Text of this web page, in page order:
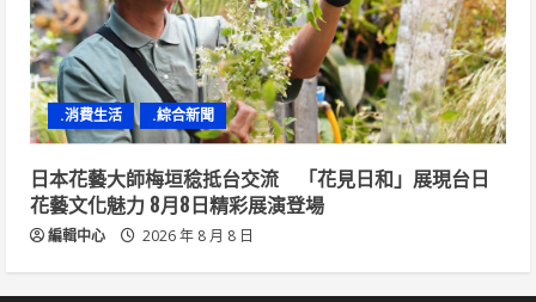
.消費生活 .綜合新聞
日本花藝大師梅垣稔抵台交流 「花見日和」展現台日
花藝文化魅力 8月8日精彩展演登場
編輯中心 2026 年 8 月 8 日